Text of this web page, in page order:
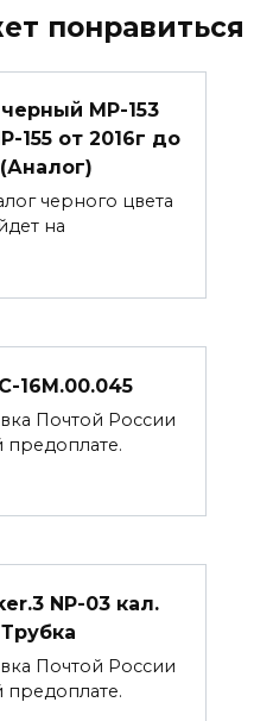
понравиться
МР-153
155 от 2016г до
черного цвета
на
16М.00.045
Почтой России
NP-03 кал.
Почтой России